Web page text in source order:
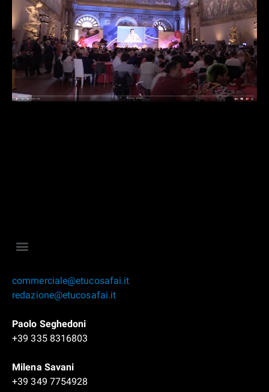
commerciale@etucosafai.it
redazione@etucosafai.it
Paolo Seghedoni
+39 335 8316803
Milena Savani
+39 349 7754928